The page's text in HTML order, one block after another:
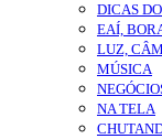
DICAS
EAÍ,
LUZ,
MÚSICA
NA TELA